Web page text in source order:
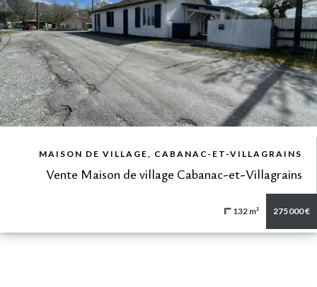
VUE DÉTAILLÉE
MAISON DE VILLAGE, CABANAC-ET-VILLAGRAINS
Vente Maison de village Cabanac-et-Villagrains
132 m² 275 000 €